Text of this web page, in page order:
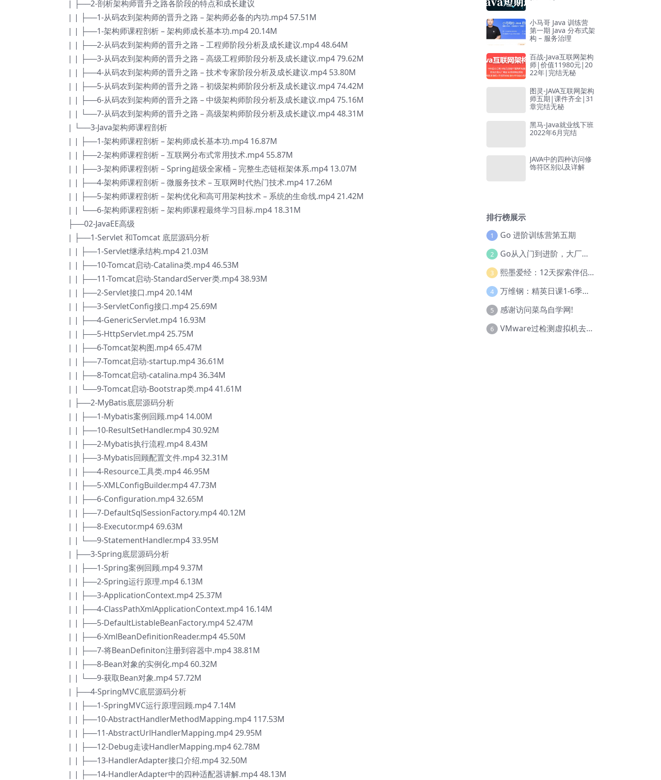
| ├──2-剖析架构师晋升之路各阶段的特点和成长建议
| | ├──1-从码农到架构师的晋升之路 – 架构师必备的内功.mp4 57.51M
| | ├──1-架构师课程剖析 – 架构师成长基本功.mp4 20.14M
| | ├──2-从码农到架构师的晋升之路 – 工程师阶段分析及成长建议.mp4 48.64M
| | ├──3-从码农到架构师的晋升之路 – 高级工程师阶段分析及成长建议.mp4 79.62M
| | ├──4-从码农到架构师的晋升之路 – 技术专家阶段分析及成长建议.mp4 53.80M
| | ├──5-从码农到架构师的晋升之路 – 初级架构师阶段分析及成长建议.mp4 74.42M
| | ├──6-从码农到架构师的晋升之路 – 中级架构师阶段分析及成长建议.mp4 75.16M
| | └──7-从码农到架构师的晋升之路 – 高级架构师阶段分析及成长建议.mp4 48.31M
| └──3-Java架构师课程剖析
| | ├──1-架构师课程剖析 – 架构师成长基本功.mp4 16.87M
| | ├──2-架构师课程剖析 – 互联网分布式常用技术.mp4 55.87M
| | ├──3-架构师课程剖析 – Spring超级全家桶 – 完整生态链框架体系.mp4 13.07M
| | ├──4-架构师课程剖析 – 微服务技术 – 互联网时代热门技术.mp4 17.26M
| | ├──5-架构师课程剖析 – 架构优化和高可用架构技术 – 系统的生命线.mp4 21.42M
| | └──6-架构师课程剖析 – 架构师课程最终学习目标.mp4 18.31M
├──02-JavaEE高级
| ├──1-Servlet 和Tomcat 底层源码分析
| | ├──1-Servlet继承结构.mp4 21.03M
| | ├──10-Tomcat启动-Catalina类.mp4 46.53M
| | ├──11-Tomcat启动-StandardServer类.mp4 38.93M
| | ├──2-Servlet接口.mp4 20.14M
| | ├──3-ServletConfig接口.mp4 25.69M
| | ├──4-GenericServlet.mp4 16.93M
| | ├──5-HttpServlet.mp4 25.75M
| | ├──6-Tomcat架构图.mp4 65.47M
| | ├──7-Tomcat启动-startup.mp4 36.61M
| | ├──8-Tomcat启动-catalina.mp4 36.34M
| | └──9-Tomcat启动-Bootstrap类.mp4 41.61M
| ├──2-MyBatis底层源码分析
| | ├──1-Mybatis案例回顾.mp4 14.00M
| | ├──10-ResultSetHandler.mp4 30.92M
| | ├──2-Mybatis执行流程.mp4 8.43M
| | ├──3-Mybatis回顾配置文件.mp4 32.31M
| | ├──4-Resource工具类.mp4 46.95M
| | ├──5-XMLConfigBuilder.mp4 47.73M
| | ├──6-Configuration.mp4 32.65M
| | ├──7-DefaultSqlSessionFactory.mp4 40.12M
| | ├──8-Executor.mp4 69.63M
| | └──9-StatementHandler.mp4 33.95M
| ├──3-Spring底层源码分析
| | ├──1-Spring案例回顾.mp4 9.37M
| | ├──2-Spring运行原理.mp4 6.13M
| | ├──3-ApplicationContext.mp4 25.37M
| | ├──4-ClassPathXmlApplicationContext.mp4 16.14M
| | ├──5-DefaultListableBeanFactory.mp4 52.47M
| | ├──6-XmlBeanDefinitionReader.mp4 45.50M
| | ├──7-将BeanDefiniton注册到容器中.mp4 38.81M
| | ├──8-Bean对象的实例化.mp4 60.32M
| | └──9-获取Bean对象.mp4 57.72M
| ├──4-SpringMVC底层源码分析
| | ├──1-SpringMVC运行原理回顾.mp4 7.14M
| | ├──10-AbstractHandlerMethodMapping.mp4 117.53M
| | ├──11-AbstractUrlHandlerMapping.mp4 29.95M
| | ├──12-Debug走读HandlerMapping.mp4 62.78M
| | ├──13-HandlerAdapter接口介绍.mp4 32.50M
| | ├──14-HandlerAdapter中的四种适配器讲解.mp4 48.13M
小马哥 Java 训练营
第一期 Java 分布式架
构 – 服务治理
百战-Java互联网架构
师|价值11980元|20
22年|完结无秘
图灵-JAVA互联网架构
师五期|课件齐全|31
章完结无秘
黑马-Java就业线下班
2022年6月完结
JAVA中的四种访问修
饰符区别以及详解
排行榜展示
1 Go 进阶训练营第五期
2 Go从入门到进阶，大厂案例全流程实践(完结)
3 熙墨爱经：12天探索伴侣亲密度
4 万维钢：精英日课1-6季合集
5 感谢访问菜鸟自学网!
6 VMware过检测虚拟机去虚拟化教程(工具+基础+进阶)